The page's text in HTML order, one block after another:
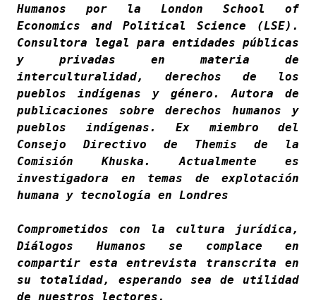
Humanos por la London School of
Economics and Political Science (LSE).
Consultora legal para entidades públicas
y privadas en materia de
interculturalidad, derechos de los
pueblos indígenas y género. Autora de
publicaciones sobre derechos humanos y
pueblos indígenas. Ex miembro del
Consejo Directivo de Themis de la
Comisión Khuska. Actualmente es
investigadora en temas de explotación
humana y tecnología en Londres
Comprometidos con la cultura jurídica,
Diálogos Humanos se complace en
compartir esta entrevista transcrita en
su totalidad, esperando sea de utilidad
de nuestros lectores.